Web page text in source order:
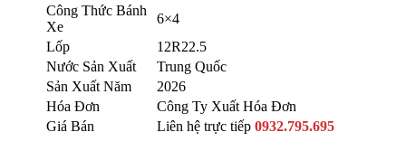
Công Thức Bánh
Xe
6×4
Lốp
12R22.5
Nước Sản Xuất
Trung Quốc
Sản Xuất Năm
2026
Hóa Đơn
Công Ty Xuất Hóa Đơn
Giá Bán
Liên hệ trực tiếp 0932.795.695